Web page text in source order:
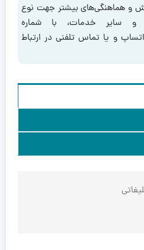
و هماهنگی‌های بیشتر جهت نوع
سایر خدمات، با شماره
از طریق واتساپ و یا تماس تلفنی در ارتباط